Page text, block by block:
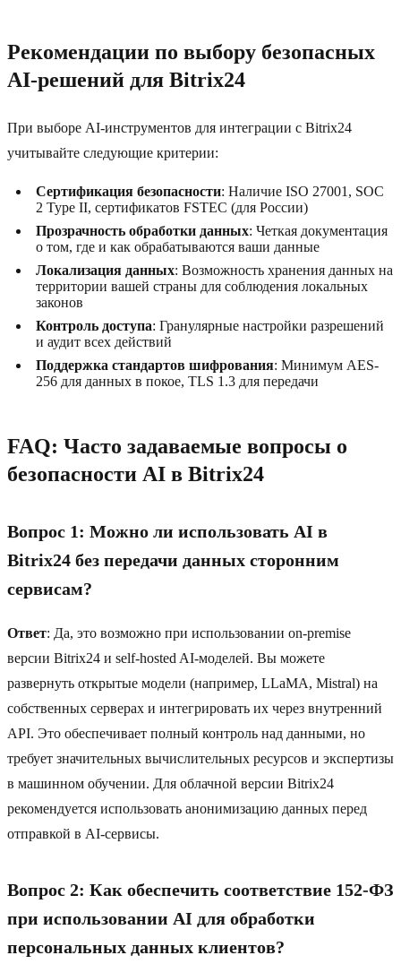
Рекомендации по выбору безопасных
AI-решений для Bitrix24
При выборе AI-инструментов для интеграции с Bitrix24
учитывайте следующие критерии:
Сертификация безопасности: Наличие ISO 27001, SOC
2 Type II, сертификатов FSTEC (для России)
Прозрачность обработки данных: Четкая документация
о том, где и как обрабатываются ваши данные
Локализация данных: Возможность хранения данных на
территории вашей страны для соблюдения локальных
законов
Контроль доступа: Гранулярные настройки разрешений
и аудит всех действий
Поддержка стандартов шифрования: Минимум AES-
256 для данных в покое, TLS 1.3 для передачи
FAQ: Часто задаваемые вопросы о
безопасности AI в Bitrix24
Вопрос 1: Можно ли использовать AI в
Bitrix24 без передачи данных сторонним
сервисам?
Ответ: Да, это возможно при использовании on-premise
версии Bitrix24 и self-hosted AI-моделей. Вы можете
развернуть открытые модели (например, LLaMA, Mistral) на
собственных серверах и интегрировать их через внутренний
API. Это обеспечивает полный контроль над данными, но
требует значительных вычислительных ресурсов и экспертизы
в машинном обучении. Для облачной версии Bitrix24
рекомендуется использовать анонимизацию данных перед
отправкой в AI-сервисы.
Вопрос 2: Как обеспечить соответствие 152-ФЗ
при использовании AI для обработки
персональных данных клиентов?